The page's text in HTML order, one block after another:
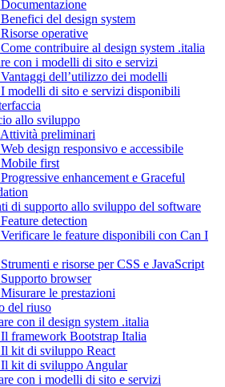
del design system
operative
contribuire al design system .italia
con i modelli di sito e servizi
dell’utilizzo dei modelli
modelli di sito e servizi disponibili
allo sviluppo
preliminari
design responsivo e accessibile
first
enhancement e Graceful
di supporto allo sviluppo del software
detection
le feature disponibili con Can I
e risorse per CSS e JavaScript
browser
le prestazioni
del riuso
con il design system .italia
framework Bootstrap Italia
kit di sviluppo React
kit di sviluppo Angular
con i modelli di sito e servizi